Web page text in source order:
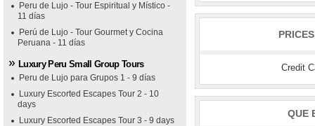
Peru de Lujo - Tour Espiritual y Místico -
11 días
Perú de Lujo - Tour Gourmet y Cocina
Peruana - 11 días
Luxury Peru Small Group Tours
Peru de Lujo para Grupos 1 - 9 días
Luxury Escorted Escapes Tour 2 - 10
days
Luxury Escorted Escapes Tour 3 - 9 days
Credit
QUE